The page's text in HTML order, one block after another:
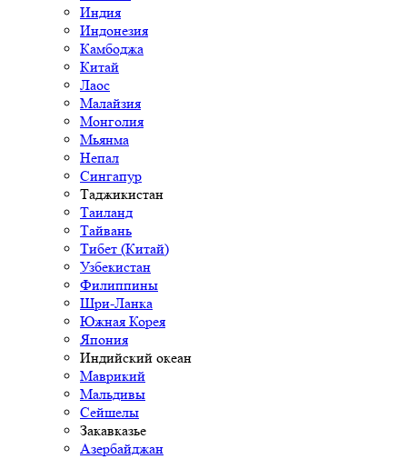
Индия
Индонезия
Камбоджа
Китай
Лаос
Малайзия
Монголия
Мьянма
Непал
Сингапур
Таджикистан
Таиланд
Тайвань
Тибет (Китай)
Узбекистан
Филиппины
Шри-Ланка
Южная Корея
Япония
Индийский океан
Маврикий
Мальдивы
Сейшелы
Закавказье
Азербайджан